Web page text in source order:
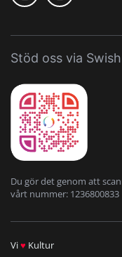
Stöd oss via Swish
Du gör det genom att
vårt nummer: 1236800833
Vi♥ Kultur